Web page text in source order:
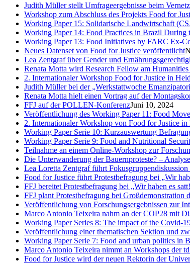
Judith Müller stellt Umfrageergebnisse beim
Workshop zum Abschluss des Projekts Food for
Working Paper 15: Solidarische Landwirtschaft
Working Paper 14: Food Practices in Brazil During
Working Paper 13: Food Initiatives by FARC Ex-
Neues Datenset von Food for Justice veröffentlicht
Lea Zentgraf über Gender und
Renata Motta wird Research Fellow am
2. Internationaler Workshop Food for Justice in
Judith Müller bei der „Werkstattwoche
Renata Motta hielt einen Vortrag auf der
FFJ auf der POLLEN-KonferenzJuni 10, 2024
Veröffentlichung des Working Paper 11: Food
2. Internationaler Workshop von Food for Justice in
Working Paper Serie 10: Kurzauswertung
Working Paper Serie 9: Food and Nutritional
Teilnahme an einem Online-Workshop zur
Die Unterwanderung der Bauernproteste? –
Lea Loretta Zentgraf führt
Food for Justice führt Protestbefragung bei „Wir
FFJ bereitet Protestbefragung bei „Wir haben es
FFJ plant Protestbefragung bei Großdemonstration
Veröffentlichung von Forschungsergebnissen zur
Marco Antonio Teixeira nahm an der COP28 mit
Working Paper Series 8: The impact of the Covid-
Veröffentlichung einer thematischen Sektion und
Working Paper Serie 7: Food and urban politics in
Marco Antonio Teixeira nimmt an Workshops der
Food for Justice wird der neuen Rektorin der